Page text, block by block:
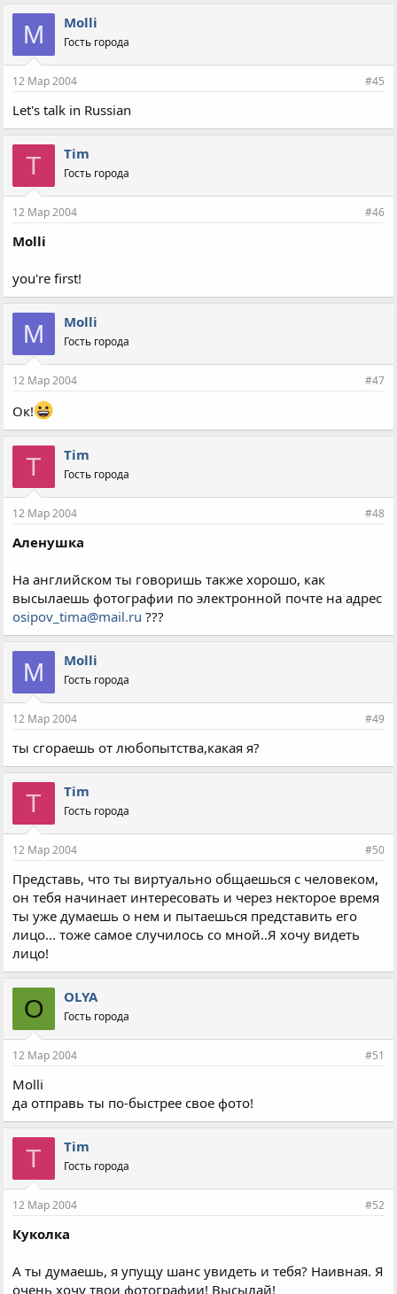
M Molli
Гость города
12 Мар 2004 #45
Let's talk in Russian
T Tim
Гость города
12 Мар 2004 #46
Molli
you're first!
M Molli
Гость города
12 Мар 2004 #47
Ок!
T Tim
Гость города
12 Мар 2004 #48
Аленушка
На английском ты говоришь также хорошо, как
высылаешь фотографии по электронной почте на адрес
osipov_tima@mail.ru ???
M Molli
Гость города
12 Мар 2004 #49
ты сгораешь от любопытства,какая я?
T Tim
Гость города
12 Мар 2004 #50
Представь, что ты виртуально общаешься с человеком,
он тебя начинает интересовать и через некторое время
ты уже думаешь о нем и пытаешься представить его
лицо... тоже самое случилось со мной..Я хочу видеть
лицо!
O OLYA
Гость города
12 Мар 2004 #51
Molli
да отправь ты по-быстрее свое фото!
T Tim
Гость города
12 Мар 2004 #52
Куколка
А ты думаешь, я упущу шанс увидеть и тебя? Наивная. Я
очень хочу твои фотографии! Высылай!